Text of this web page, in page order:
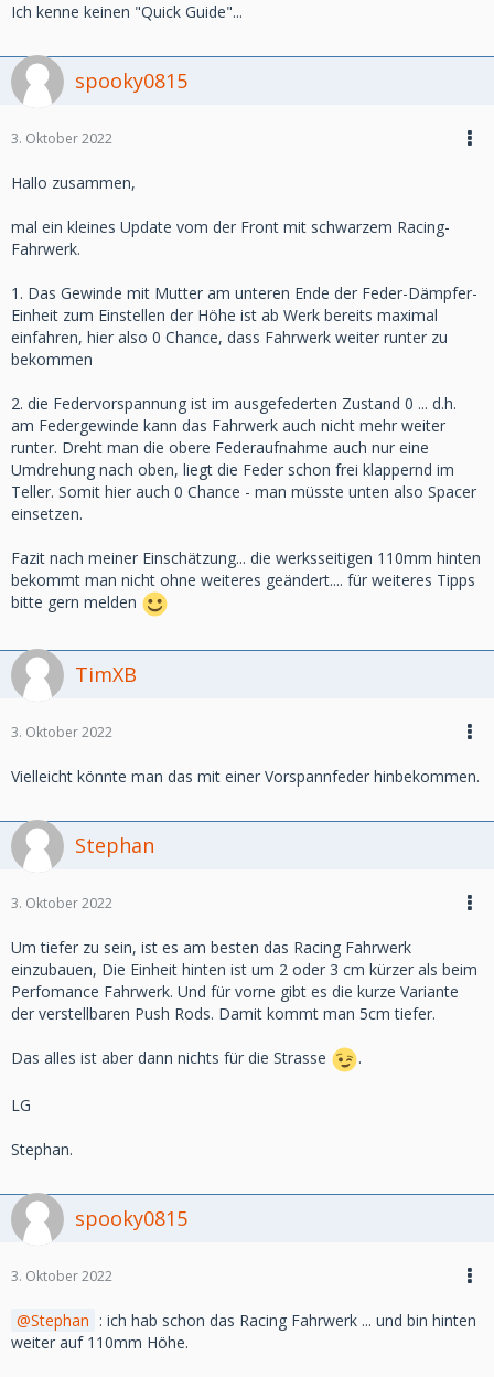
Ich kenne keinen "Quick Guide"...
spooky0815
3. Oktober 2022
Hallo zusammen,
mal ein kleines Update vom der Front mit schwarzem Racing-
Fahrwerk.
1. Das Gewinde mit Mutter am unteren Ende der Feder-Dämpfer-
Einheit zum Einstellen der Höhe ist ab Werk bereits maximal
einfahren, hier also 0 Chance, dass Fahrwerk weiter runter zu
bekommen
2. die Federvorspannung ist im ausgefederten Zustand 0 ... d.h.
am Federgewinde kann das Fahrwerk auch nicht mehr weiter
runter. Dreht man die obere Federaufnahme auch nur eine
Umdrehung nach oben, liegt die Feder schon frei klappernd im
Teller. Somit hier auch 0 Chance - man müsste unten also Spacer
einsetzen.
Fazit nach meiner Einschätzung... die werksseitigen 110mm hinten
bekommt man nicht ohne weiteres geändert.... für weiteres Tipps
bitte gern melden
TimXB
3. Oktober 2022
Vielleicht könnte man das mit einer Vorspannfeder hinbekommen.
Stephan
3. Oktober 2022
Um tiefer zu sein, ist es am besten das Racing Fahrwerk
einzubauen, Die Einheit hinten ist um 2 oder 3 cm kürzer als beim
Perfomance Fahrwerk. Und für vorne gibt es die kurze Variante
der verstellbaren Push Rods. Damit kommt man 5cm tiefer.
Das alles ist aber dann nichts für die Strasse .
LG
Stephan.
spooky0815
3. Oktober 2022
Stephan : ich hab schon das Racing Fahrwerk ... und bin hinten
weiter auf 110mm Höhe.